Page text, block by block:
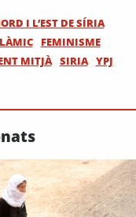
I L’EST DE SÍRIA
FEMINISME
MITJÀ SIRIA YPJ